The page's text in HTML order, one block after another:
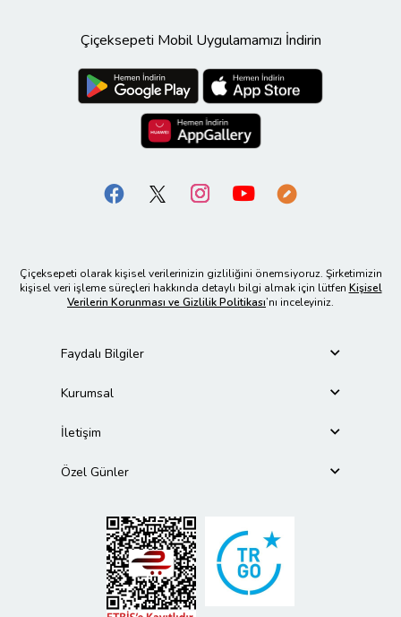
Çiçeksepeti Mobil Uygulamamızı İndirin
Çiçeksepeti olarak kişisel verilerinizin gizliliğini önemsiyoruz. Şirketimizin
kişisel veri işleme süreçleri hakkında detaylı bilgi almak için lütfen Kişisel
Verilerin Korunması ve Gizlilik Politikası’nı inceleyiniz.
Faydalı Bilgiler
Kurumsal
İletişim
Özel Günler